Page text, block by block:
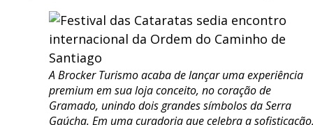
A Brocker Turismo acaba de lançar uma experiência
premium em sua loja conceito, no coração de
Gramado, unindo dois grandes símbolos da Serra
Gaúcha. Em uma curadoria que celebra a